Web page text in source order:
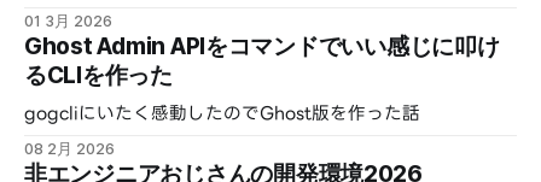
01 3月 2026
Ghost Admin APIをコマンドでいい感じに叩け
るCLIを作った
gogcliにいたく感動したのでGhost版を作った話
08 2月 2026
非エンジニアおじさんの開発環境2026